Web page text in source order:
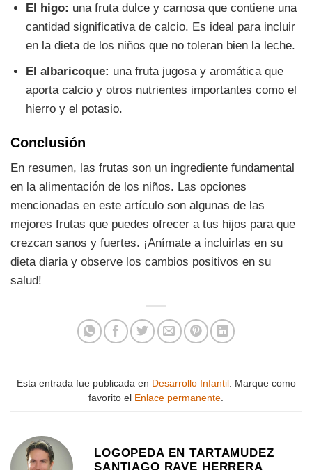
El higo: una fruta dulce y carnosa que contiene una
cantidad significativa de calcio. Es ideal para incluir
en la dieta de los niños que no toleran bien la leche.
El albaricoque: una fruta jugosa y aromática que
aporta calcio y otros nutrientes importantes como el
hierro y el potasio.
Conclusión
En resumen, las frutas son un ingrediente fundamental
en la alimentación de los niños. Las opciones
mencionadas en este artículo son algunas de las
mejores frutas que puedes ofrecer a tus hijos para que
crezcan sanos y fuertes. ¡Anímate a incluirlas en su
dieta diaria y observe los cambios positivos en su
salud!
Esta entrada fue publicada en Desarrollo Infantil . Marque como
favorito el Enlace permanente.
LOGOPEDA EN TARTAMUDEZ
SANTIAGO RAVE HERRERA